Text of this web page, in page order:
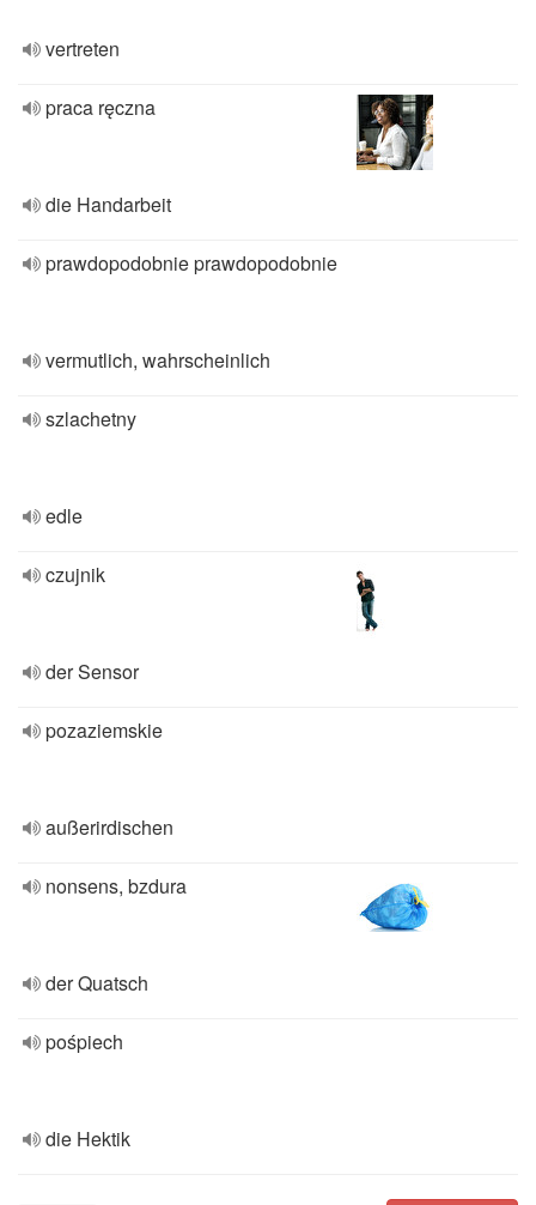
vertreten
praca ręczna
die Handarbeit
prawdopodobnie prawdopodobnie
vermutlich, wahrscheinlich
szlachetny
edle
czujnik
der Sensor
pozaziemskie
außerirdischen
nonsens, bzdura
der Quatsch
pośpiech
die Hektik